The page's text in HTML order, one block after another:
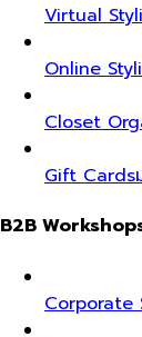
Virtual
Online
Closet
Gift Cards
B2B
Corporate